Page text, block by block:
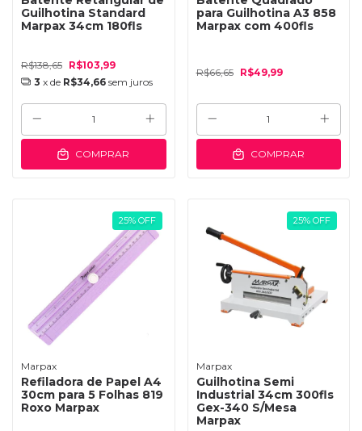
Guilhotina Standard
Marpax 34cm 180fls
R$138,65 R$103,99
3 x de R$34,66 sem juros
COMPRAR
para Guilhotina A3 858
Marpax com 400fls
R$66,65 R$49,99
COMPRAR
25% OFF
Marpax
Refiladora de Papel A4
30cm para 5 Folhas 819
Roxo Marpax
25% OFF
Marpax
Guilhotina Semi
Industrial 34cm 300fls
Gex-340 S/Mesa
Marpax